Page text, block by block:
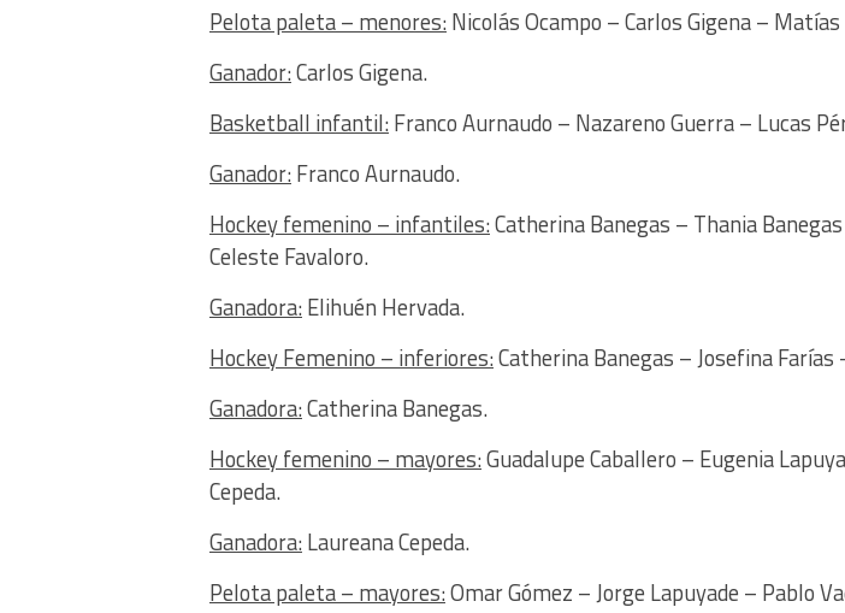
Pelota paleta – menores:Nicolás Ocampo – Carlos Gigena –
Ganador:Carlos Gigena.
Basketball infantil:Franco Aurnaudo – Nazareno Guerra – Lucas
Ganador:Franco Aurnaudo.
Hockey femenino – infantiles:Catherina Banegas – Thania
Celeste Favaloro.
Ganadora:Elihuén Hervada.
Hockey Femenino – inferiores:Catherina Banegas – Josefina Farías
Ganadora:Catherina Banegas.
Hockey femenino – mayores:Guadalupe Caballero – Eugenia
Cepeda.
Ganadora:Laureana Cepeda.
Pelota paleta – mayores:Omar Gómez – Jorge Lapuyade – Pablo